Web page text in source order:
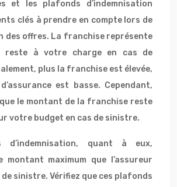
et les plafonds d’indemnisation
clés à prendre en compte lors de
des offres. La franchise représente
reste à votre charge en cas de
plus la franchise est élevée,
est basse. Cependant,
le montant de la franchise reste
votre budget en cas de sinistre.
d’indemnisation, quant à eux,
montant maximum que l’assureur
sinistre. Vérifiez que ces plafonds